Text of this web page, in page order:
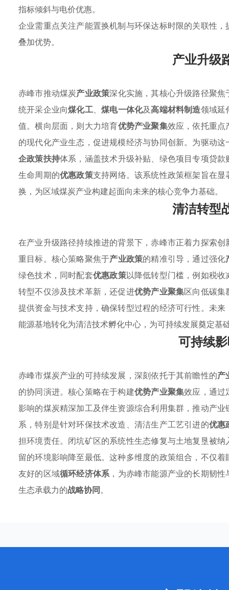
指标倾斜与电价优惠。
企业需重点关注产能置换机制与环保达标时限的关联性，
叠加优势。
产业升级
赤峰市推动煤炭产业政策深化实施，其核心升级路径聚
统开采企业向煤化工、煤电一体化及高端材料制造领域延
值。横向层面，则大力培育优势产业聚集效应，依托重点
的现代化产业生态，促进规模经济与协同创新。为驱动
企政策扶持体系，涵盖技术升级补贴、绿色项目专项贷
生命周期的优惠政策支持网络。该系统性政策框架旨在
换，为区域煤炭产业构建起面向未来的核心竞争力基础。
清洁转型
在产业升级路径持续推进的背景下，赤峰市正着力探索
重目标。核心策略聚焦于产业政策的精准引导，通过强化
绿色技术，同时配套优惠政策以降低转型门槛，例如税
转型不仅涉及技术革新，还促进优势产业聚集区向低碳集
提供资金与技术支持，确保转型过程的经济可行性。未
能源基地转化为清洁技术孵化中心，为可持续发展奠定基
可持续
赤峰市煤炭产业的可持续发展，深刻依托于其前瞻性的产
的协同演进。核心策略在于构建优势产业聚集效应，通过
影响的煤炭精深加工及伴生资源综合利用集群，推动产
系，特别是针对环保技术改造、清洁生产工艺引进的优惠
担环境责任。闭坑矿区的系统性生态修复与土地复垦被
留的环境影响降至最低。这种多维度的政策组合，不仅
友好的区域循环经济体系，为赤峰市能源产业的长期韧
生态承载力的战略协同。